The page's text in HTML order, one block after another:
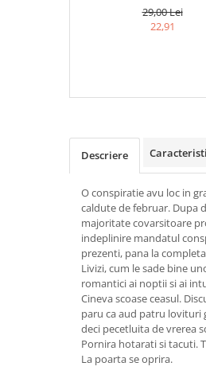
29,00 Lei
22,91
Descriere
O conspiratie avu loc in
caldute de februar. Dupa
majoritate covarsitoare
indeplinire mandatul
prezenti, pana la
Livizi, cum le sade bine
romantici ai noptii si ai
Cineva scoase ceasul.
paru ca aud patru lovituri
deci pecetluita de vrerea
Pornira hotarati si tacuti.
La poarta se oprira.